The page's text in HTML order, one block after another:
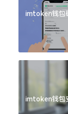
imtoken钱包
imtoken钱包